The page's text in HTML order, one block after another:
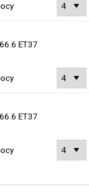
ET37
ET37